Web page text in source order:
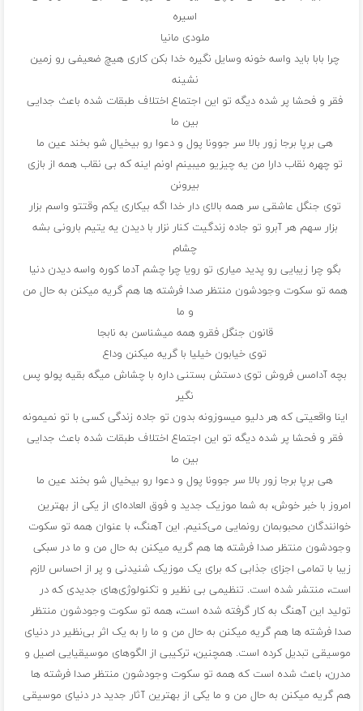
اسیره
ملودی مانیا
چرا بابا باید واسه خونه وسایل نگیره خدا بکن کاری هیچ ضعیفی رو زمین
نشینه
فقر و فحشا پر شده دیگه تو این اجتماع اختلاف طبقات شده باعث جدایی
بین ما
هی برپا برجا زور بالا سر جوونا پول و دعوا رو بیخیال شو بخند عین ما
تو چهره نقاب دارا من یه چیزیو میبینم اونم اینه که بی نقاب همه از بازی
بیرونن
توی جنگل عاشقی سر همه بالای دار خدا اگه بیکاری یکم وقتتو واسم بزار
بزار سهم هر آبرو تو جاده زندگیت کنار نزار با دیدن یه یتیم بارونی بشه
چشام
بگو چرا زیبایی رو پدید میاری تو رویا چرا چشم آدما کوره واسه دیدن دنیا
همه تو سکوت وجودشون منتظر صدا فرشته ها هم گریه میکنن به حال من
و ما
قانون جنگل فقرو همه میشناسن به نابجا
توی خیابون خیلیا با گریه میکنن وداع
بچه آدامس فروش توی دستش بستنی داره با چشاش میگه بقیه پولو پس
نگیر
اینا واقعیتی که هر دلیو میسوزونه بدون تو جاده زندگی کسی با تو نمیمونه
فقر و فحشا پر شده دیگه تو این اجتماع اختلاف طبقات شده باعث جدایی
بین ما
هی برپا برجا زور بالا سر جوونا پول و دعوا رو بیخیال شو بخند عین ما
امروز با خبر خوش، به شما موزیک جدید و فوق العاده‌ای از یکی از بهترین
خوانندگان محبوبمان رونمایی می‌کنیم. این آهنگ، با عنوان همه تو سکوت
وجودشون منتظر صدا فرشته ها هم گریه میکنن به حال من و ما در سبکی
زیبا با تمامی اجزای جذابی که برای یک موزیک شنیدنی و پر از احساس لازم
است، منتشر شده است. تنظیمی بی نظیر و تکنولوژی‌های جدیدی که در
تولید این آهنگ به کار گرفته شده است، همه تو سکوت وجودشون منتظر
صدا فرشته ها هم گریه میکنن به حال من و ما را به یک اثر بی‌نظیر در دنیای
موسیقی تبدیل کرده است. همچنین، ترکیبی از الگوهای موسیقیایی اصیل و
مدرن، باعث شده است که همه تو سکوت وجودشون منتظر صدا فرشته ها
هم گریه میکنن به حال من و ما یکی از بهترین آثار جدید در دنیای موسیقی